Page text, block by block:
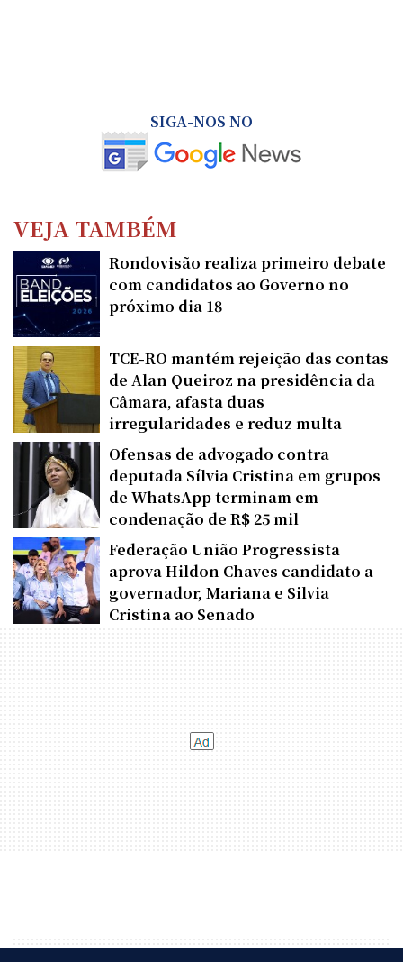
SIGA-NOS NO
VEJA TAMBÉM
Rondovisão realiza primeiro debate
com candidatos ao Governo no
próximo dia 18
TCE-RO mantém rejeição das contas
de Alan Queiroz na presidência da
Câmara, afasta duas
irregularidades e reduz multa
Ofensas de advogado contra
deputada Sílvia Cristina em grupos
de WhatsApp terminam em
condenação de R$ 25 mil
Federação União Progressista
aprova Hildon Chaves candidato a
governador, Mariana e Silvia
Cristina ao Senado